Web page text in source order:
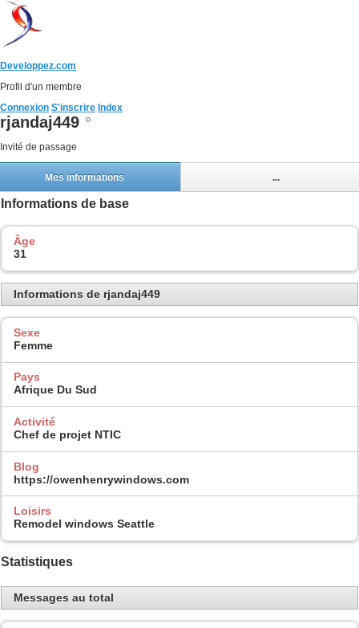
Developpez.com
Profil d'un membre
Connexion S'inscrire Index
rjandaj449
Invité de passage
Mes informations ...
Informations de base
Âge
31
Informations de rjandaj449
Sexe
Femme
Pays
Afrique Du Sud
Activité
Chef de projet NTIC
Blog
https://owenhenrywindows.com
Loisirs
Remodel windows Seattle
Statistiques
Messages au total